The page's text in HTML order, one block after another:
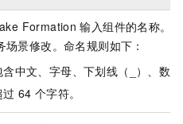
Formation 输入组件的名称。
场景修改。命名规则如下：
含中文、字母、下划线（_）、数
64 个字符。